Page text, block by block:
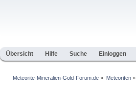
Übersicht Hilfe Suche Einloggen
Meteorite-Mineralien-Gold-Forum.de » Meteoriten»